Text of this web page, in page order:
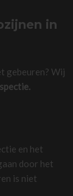
in
gebeuren? Wij
en het
door het
is niet